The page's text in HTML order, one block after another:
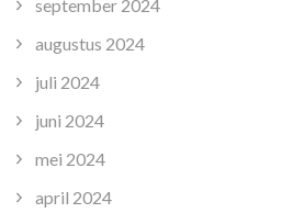
september 2024
augustus 2024
juli 2024
juni 2024
mei 2024
april 2024